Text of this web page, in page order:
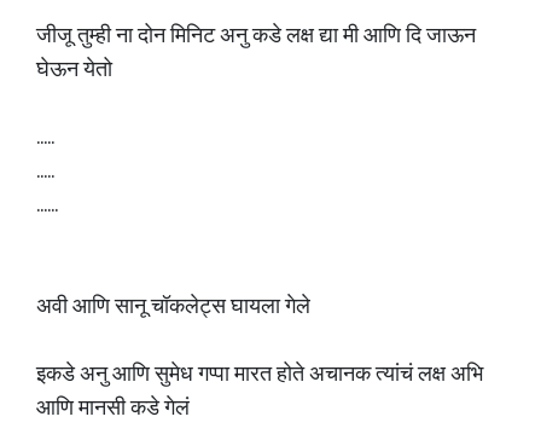
जीजू तुम्ही ना दोन मिनिट अनु कडे लक्ष द्या मी आणि दि जाऊन
घेऊन येतो
.....
.....
......
अवी आणि सानू चॉकलेट्स घायला गेले
इकडे अनु आणि सुमेध गप्पा मारत होते अचानक त्यांचं लक्ष अभि
आणि मानसी कडे गेलं